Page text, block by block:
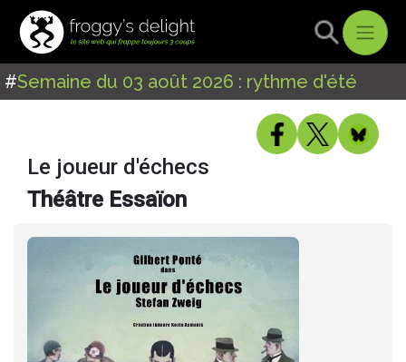
#Semaine du 03 août 2026 : rythme d'été
Le joueur d'échecs
Théâtre Essaïon